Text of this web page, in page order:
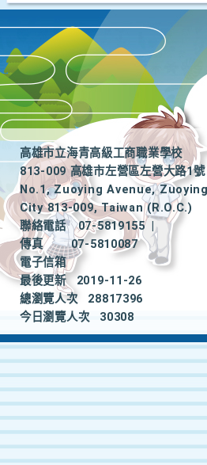
高雄市立海青高級工商職業學校
813-009 高雄市左營區左營大路1號
No.1, Zuoying Avenue,
City 813-009, Taiwan (R.O.C.)
聯絡電話
07-5819155
|
傳真
07-5810087
電子信箱
最後更新
2019-11-26
總瀏覽人次
28817396
今日瀏覽人次
30308